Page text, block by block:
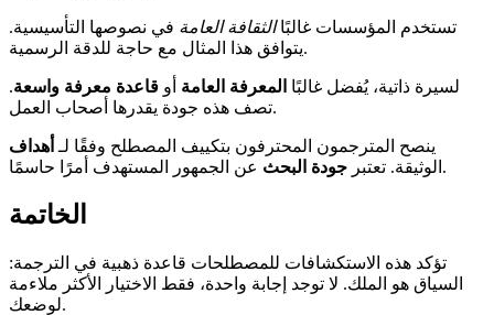
تستخدم المؤسسات غالبًاالثقافة العامة في نصوصها التأسيسية.
يتوافق هذا المثال مع حاجة للدقة الرسمية.
لسيرة ذاتية، يُفضل غالبًا المعرفة العامة أو قاعدة معرفة واسعة.
تصف هذه جودة يقدرها أصحاب العمل.
ينصح المترجمون المحترفون بتكييف المصطلح وفقًا لـ أهداف
الوثيقة. تعتبر جودة البحث عن الجمهور المستهدف أمرًا حاسمًا.
الخاتمة
تؤكد هذه الاستكشافات للمصطلحات قاعدة ذهبية في الترجمة:
السياق هو الملك. لا توجد إجابة واحدة، فقط الاختيار الأكثر ملاءمة
لوضعك.